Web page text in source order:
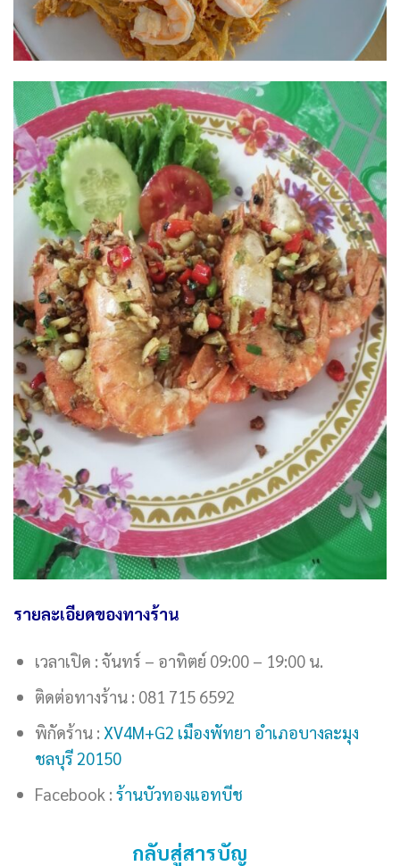
รายละเอียดของทางร้าน
เวลาเปิด : จันทร์ – อาทิตย์ 09:00 – 19:00 น.
ติดต่อทางร้าน : 081 715 6592
พิกัดร้าน : XV4M+G2 เมืองพัทยา อำเภอบางละมุง
ชลบุรี 20150
Facebook : ร้านบัวทองแอทบีช
กลับสู่สารบัญ